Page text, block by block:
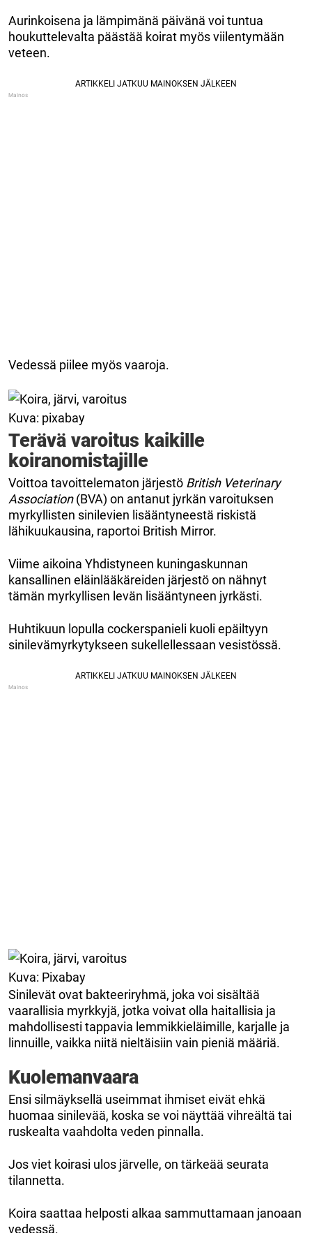
Aurinkoisena ja lämpimänä päivänä voi tuntua
houkuttelevalta päästää koirat myös viilentymään
veteen.
Vedessä piilee myös vaaroja.
Kuva: pixabay
Terävä varoitus kaikille
koiranomistajille
Voittoa tavoittelematon järjestö British Veterinary
Association(BVA) on antanut jyrkän varoituksen
myrkyllisten sinilevien lisääntyneestä riskistä
lähikuukausina, raportoi British Mirror.
Viime aikoina Yhdistyneen kuningaskunnan
kansallinen eläinlääkäreiden järjestö on nähnyt
tämän myrkyllisen levän lisääntyneen jyrkästi.
Huhtikuun lopulla cockerspanieli kuoli epäiltyyn
sinilevämyrkytykseen sukellellessaan vesistössä.
Kuva: Pixabay
Sinilevät ovat bakteeriryhmä, joka voi sisältää
vaarallisia myrkkyjä, jotka voivat olla haitallisia ja
mahdollisesti tappavia lemmikkieläimille, karjalle ja
linnuille, vaikka niitä nieltäisiin vain pieniä määriä.
Kuolemanvaara
Ensi silmäyksellä useimmat ihmiset eivät ehkä
huomaa sinilevää, koska se voi näyttää vihreältä tai
ruskealta vaahdolta veden pinnalla.
Jos viet koirasi ulos järvelle, on tärkeää seurata
tilannetta.
Koira saattaa helposti alkaa sammuttamaan janoaan
vedessä.